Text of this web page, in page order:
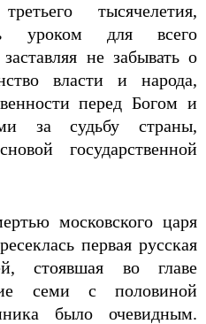
тысячелетия,
уроком для всего
не забывать о
власти и народа,
перед Богом и
за судьбу страны,
государственной
московского царя
первая русская
стоявшая во главе
семи с половиной
было очевидным.